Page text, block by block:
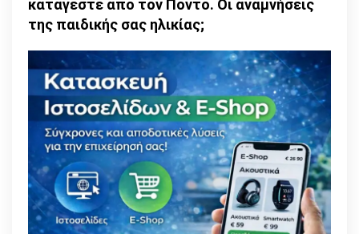
μου
για
τον
κόσμο,
για
το
Μέλλον
της
Ανθρωπότητας»
κατάγεστε από τον Πόντο. Οι αναμνήσεις
της παιδικής σας ηλικίας;